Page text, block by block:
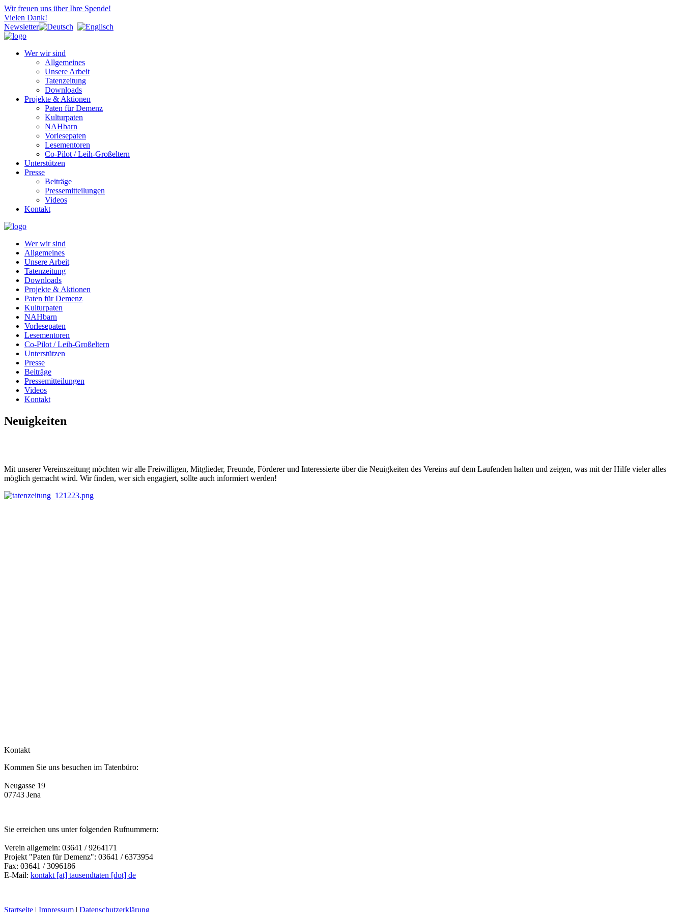
Wir freuen uns über Ihre Spende!
Vielen Dank!
Newsletter
Wer wir sind
Allgemeines
Unsere Arbeit
Tatenzeitung
Downloads
Projekte & Aktionen
Paten für Demenz
Kulturpaten
NAHbarn
Vorlesepaten
Lesementoren
Co-Pilot / Leih-Großeltern
Unterstützen
Presse
Beiträge
Pressemitteilungen
Videos
Kontakt
Wer wir sind
Allgemeines
Unsere Arbeit
Tatenzeitung
Downloads
Projekte & Aktionen
Paten für Demenz
Kulturpaten
NAHbarn
Vorlesepaten
Lesementoren
Co-Pilot / Leih-Großeltern
Unterstützen
Presse
Beiträge
Pressemitteilungen
Videos
Kontakt
Neuigkeiten
Mit unserer Vereinszeitung möchten wir alle Freiwilligen, Mitglieder, Freunde, Förderer und Interessierte über die Neuigkeiten des Vereins auf dem Laufenden halten und zeigen, was mit der Hilfe vieler alles
möglich gemacht wird. Wir finden, wer sich engagiert, sollte auch informiert werden!
Kontakt
Kommen Sie uns besuchen im Tatenbüro:
Neugasse 19
07743 Jena
Sie erreichen uns unter folgenden Rufnummern:
Verein allgemein: 03641 / 9264171
Projekt "Paten für Demenz": 03641 / 6373954
Fax: 03641 / 3096186
E-Mail: kontakt [at] tausendtaten [dot] de
Startseite | Impressum | Datenschutzerklärung